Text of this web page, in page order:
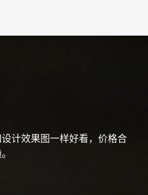
计效果图一样好看，价格合